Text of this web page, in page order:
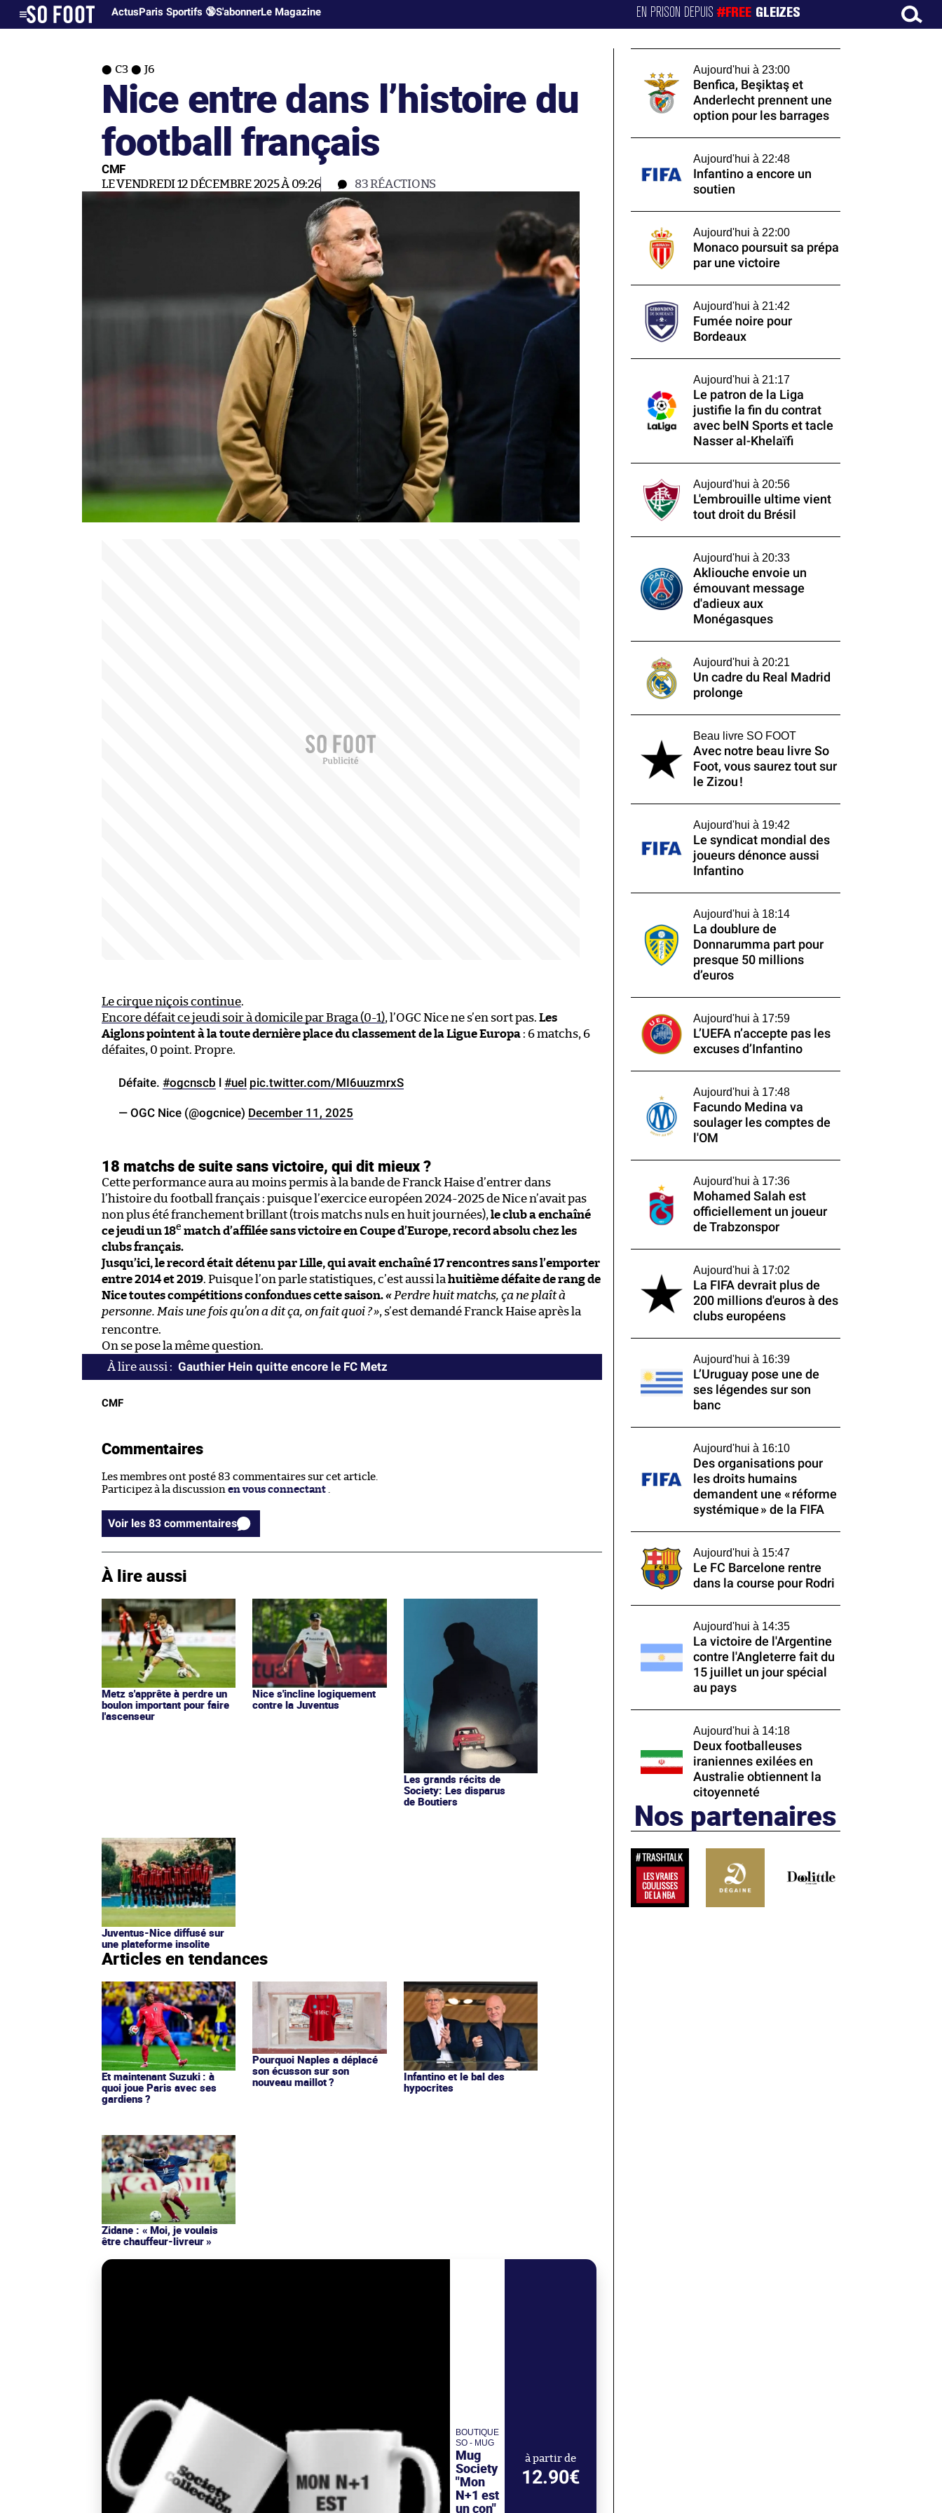
ActusParis Sportifs 🔞S'abonnerLe Magazine EN PRISON DEPUIS#FREE GLEIZES
C3 J6
Nice entre dans l’histoire du
football français
CMF
LE VENDREDI 12 DÉCEMBRE 2025 À 09:26 83RÉACTIONS
Le cirque niçois continue.
Encore défait ce jeudi soir à domicile par Braga (0-1), l’OGC Nice ne s’en sort pas. Les
Aiglons pointent à la toute dernière place du classement de la Ligue Europa : 6 matchs, 6
défaites, 0 point. Propre.
Défaite. #ogcnscb l #uel pic.twitter.com/MI6uuzmrxS
— OGC Nice (@ogcnice) December 11, 2025
18 matchs de suite sans victoire, qui dit mieux ?
Cette performance aura au moins permis à la bande de Franck Haise d’entrer dans
l’histoire du football français : puisque l’exercice européen 2024-2025 de Nice n’avait pas
non plus été franchement brillant (trois matchs nuls en huit journées), le club a enchaîné
ce jeudi un 18e match d’affilée sans victoire en Coupe d’Europe, record absolu chez les
clubs français.
Jusqu’ici, le record était détenu par Lille, qui avait enchaîné 17 rencontres sans l’emporter
entre 2014 et 2019. Puisque l’on parle statistiques, c’est aussi la huitième défaite de rang de
Nice toutes compétitions confondues cette saison.« Perdre huit matchs, ça ne plaît à
personne. Mais une fois qu’on a dit ça, on fait quoi ?», s’est demandé Franck Haise après la
rencontre.
On se pose la même question.
Gauthier Hein quitte encore le FC Metz
CMF
Commentaires
Les membres ont posté 83 commentaires sur cet article.
Participez à la discussion en vous connectant .
Voir les 83 commentaires
À lire aussi
Metz s'apprête à perdre un
boulon important pour faire
l'ascenseur
Nice s'incline logiquement
contre la Juventus
Les grands récits de
Society: Les disparus
de Boutiers
Juventus-Nice diffusé sur
une plateforme insolite
Articles en tendances
Et maintenant Suzuki : à
quoi joue Paris avec ses
gardiens ?
Pourquoi Naples a déplacé
son écusson sur son
nouveau maillot ?
Infantino et le bal des
hypocrites
Zidane : « Moi, je voulais
être chauffeur-livreur »
BOUTIQUE
SO - MUG
Mug
Society
"Mon
N+1 est
un con"
à partir de
12.90€
Aujourd'hui à 23:00
Benfica, Beşiktaş et
Anderlecht prennent une
option pour les barrages
Aujourd'hui à 22:48
Infantino a encore un
soutien
Aujourd'hui à 22:00
Monaco poursuit sa prépa
par une victoire
Aujourd'hui à 21:42
Fumée noire pour
Bordeaux
Aujourd'hui à 21:17
Le patron de la Liga
justifie la fin du contrat
avec beIN Sports et tacle
Nasser al-Khelaïfi
Aujourd'hui à 20:56
L'embrouille ultime vient
tout droit du Brésil
Aujourd'hui à 20:33
Akliouche envoie un
émouvant message
d'adieux aux
Monégasques
Aujourd'hui à 20:21
Un cadre du Real Madrid
prolonge
Beau livre SO FOOT
Avec notre beau livre So
Foot, vous saurez tout sur
le Zizou !
Aujourd'hui à 19:42
Le syndicat mondial des
joueurs dénonce aussi
Infantino
Aujourd'hui à 18:14
La doublure de
Donnarumma part pour
presque 50 millions
d’euros
Aujourd'hui à 17:59
L’UEFA n’accepte pas les
excuses d’Infantino
Aujourd'hui à 17:48
Facundo Medina va
soulager les comptes de
l'OM
Aujourd'hui à 17:36
Mohamed Salah est
officiellement un joueur
de Trabzonspor
Aujourd'hui à 17:02
La FIFA devrait plus de
200 millions d'euros à des
clubs européens
Aujourd'hui à 16:39
L’Uruguay pose une de
ses légendes sur son
banc
Aujourd'hui à 16:10
Des organisations pour
les droits humains
demandent une « réforme
systémique » de la FIFA
Aujourd'hui à 15:47
Le FC Barcelone rentre
dans la course pour Rodri
Aujourd'hui à 14:35
La victoire de l'Argentine
contre l'Angleterre fait du
15 juillet un jour spécial
au pays
Aujourd'hui à 14:18
Deux footballeuses
iraniennes exilées en
Australie obtiennent la
citoyenneté
Nos partenaires